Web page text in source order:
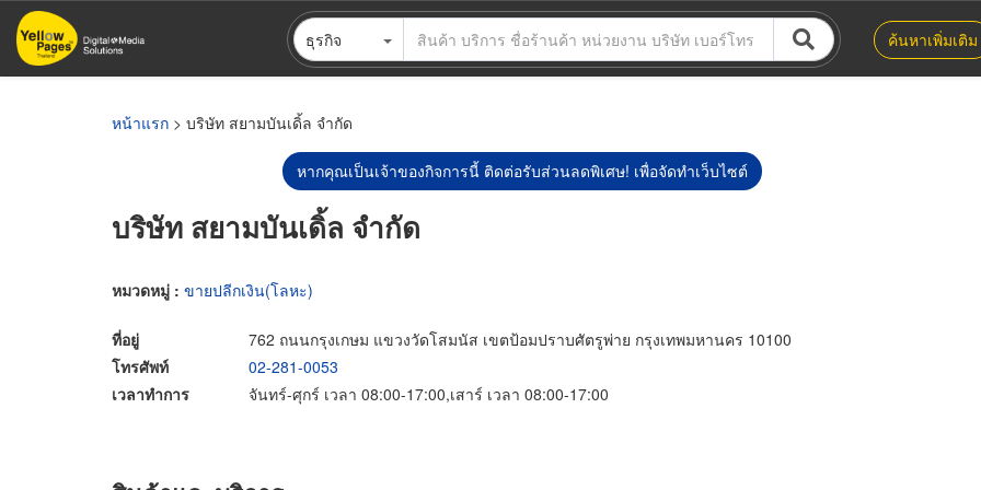
ข้าม
ไป
ธุรกิจ ค้นหาเพิ่มเติม
หน้าแรก > บริษัท สยามบันเดิ้ล จำกัด
หากคุณเป็นเจ้าของกิจการนี้ ติดต่อรับส่วนลดพิเศษ! เพื่อจัดทำเว็บไซต์
บริษัท สยามบันเดิ้ล จำกัด
หมวดหมู่ : ขายปลีกเงิน(โลหะ)
ที่อยู่
762 ถนนกรุงเกษม แขวงวัดโสมนัส เขตป้อมปราบศัตรูพ่าย กรุงเทพมหานคร 10100
โทรศัพท์
02-281-0053
เวลาทำการ
จันทร์-ศุกร์ เวลา 08:00-17:00,เสาร์ เวลา 08:00-17:00